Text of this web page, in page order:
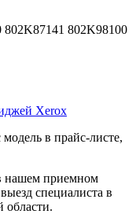
802K98100
Xerox
в прайс-листе,
нашем приемном
специалиста в
области.